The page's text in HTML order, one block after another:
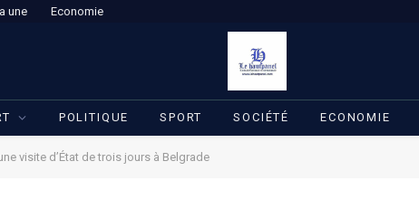
une Economie
POLITIQUE SPORT SOCIÉTÉ ECONOMIE
visite d’État de trois jours à Belgrade